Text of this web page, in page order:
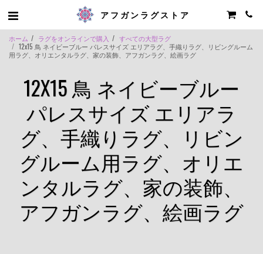
アフガンラグストア
ホーム ラグをオンラインで購入
すべての大型ラグ
12x15 鳥 ネイビーブルー パレスサイズ エリアラグ、手織りラグ、リビングルーム
用ラグ、オリエンタルラグ、家の装飾、アフガンラグ、絵画ラグ
12X15 鳥 ネイビーブルー
パレスサイズ エリアラ
グ、手織りラグ、リビン
グルーム用ラグ、オリエ
ンタルラグ、家の装飾、
アフガンラグ、絵画ラグ